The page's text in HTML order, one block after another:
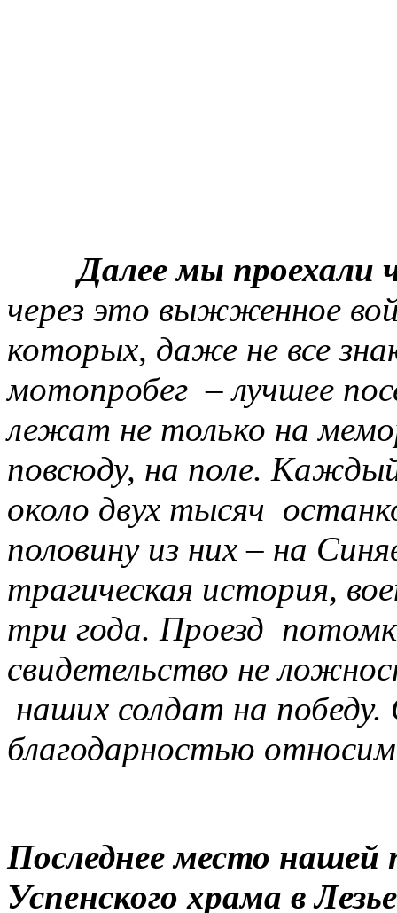
Далее мы проехали
через это выжженное
которых, даже не все
мотопробег – лучшее
лежат не только на
повсюду, на поле.
около двух тысяч
половину из них – на
трагическая история,
три года. Проезд
свидетельство не
наших солдат на
благодарностью
Последнее место нашей
Успенского храма в Лезье